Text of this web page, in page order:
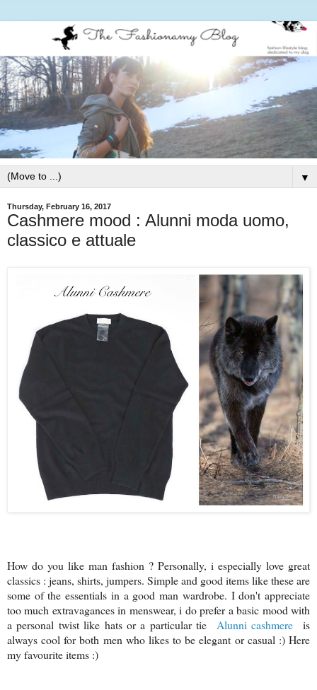
▼
Thursday, February 16, 2017
Cashmere mood : Alunni moda uomo,
classico e attuale
How do you like man fashion ? Personally, i especially love great
classics : jeans, shirts, jumpers. Simple and good items like these are
some of the essentials in a good man wardrobe. I don't appreciate
too much extravagances in menswear, i do prefer a basic mood with
a personal twist like hats or a particular tie Alunni cashmereis
always cool for both men who likes to be elegant or casual :) Here
my favourite items :)